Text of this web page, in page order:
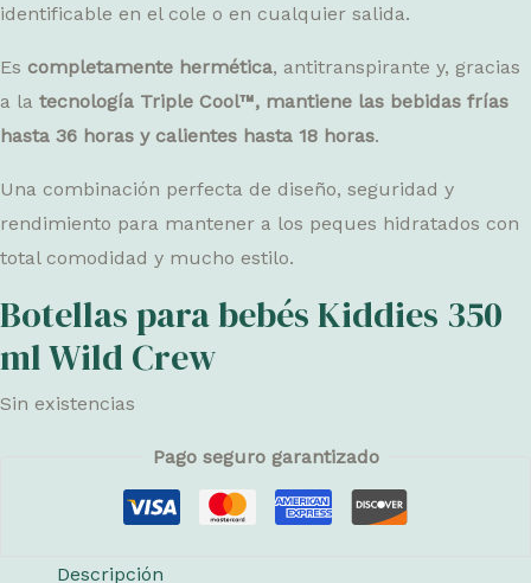
identificable en el cole o en cualquier salida.
Es completamente hermética, antitranspirante y, gracias
a la tecnología Triple Cool™, mantiene las bebidas frías
hasta 36 horas y calientes hasta 18 horas.
Una combinación perfecta de diseño, seguridad y
rendimiento para mantener a los peques hidratados con
total comodidad y mucho estilo.
Botellas para bebés Kiddies 350
ml Wild Crew
Sin existencias
Pago seguro garantizado
Descripción